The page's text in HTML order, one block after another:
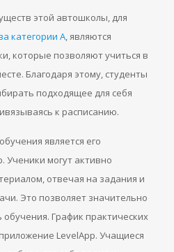
этой автошколы, для
категории A, являются
которые позволяют учиться в
Благодаря этому, студенты
подходящее для себя
к расписанию.
является его
Ученики могут активно
отвечая на задания и
Это позволяет значительно
График практических
LevelApp. Учащиеся